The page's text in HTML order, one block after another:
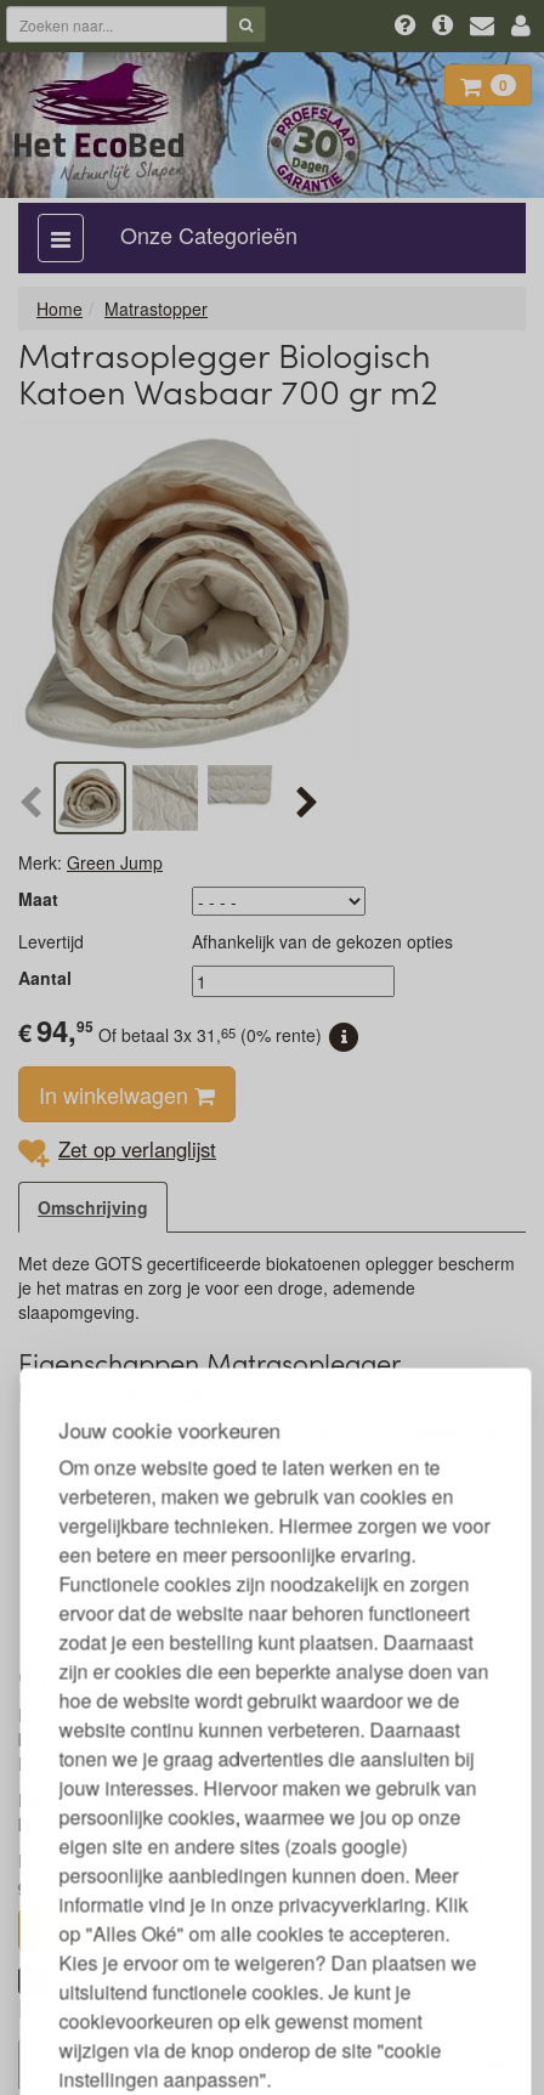
Jouw cookie voorkeuren
Om onze website goed te laten werken en te
verbeteren, maken we gebruik van cookies en
vergelijkbare technieken. Hiermee zorgen we voor
een betere en meer persoonlijke ervaring.
Functionele cookies zijn noodzakelijk en zorgen
ervoor dat de website naar behoren functioneert
zodat je een bestelling kunt plaatsen. Daarnaast
zijn er cookies die een beperkte analyse doen van
hoe de website wordt gebruikt waardoor we de
website continu kunnen verbeteren. Daarnaast
tonen we je graag advertenties die aansluiten bij
jouw interesses. Hiervoor maken we gebruik van
persoonlijke cookies, waarmee we jou op onze
eigen site en andere sites (zoals google)
persoonlijke aanbiedingen kunnen doen. Meer
informatie vind je in onze privacyverklaring. Klik
op "Alles Oké" om alle cookies te accepteren.
Kies je ervoor om te weigeren? Dan plaatsen we
uitsluitend functionele cookies. Je kunt je
cookievoorkeuren op elk gewenst moment
wijzigen via de knop onderop de site "cookie
instellingen aanpassen".
0
categorie
aan,
Onze Categorieën
Home Matrastopper
Matrasoplegger Biologisch
Katoen Wasbaar 700 gr m2
Merk: Green Jump
Maat
Levertijd
Afhankelijk van de gekozen opties
Aantal
€94,95 Of betaal 3x 31,65 (0% rente)
In winkelwagen
Zet op verlanglijst
Omschrijving
Met deze GOTS gecertificeerde biokatoenen oplegger bescherm
je het matras en zorg je voor een droge, ademende
slaapomgeving.
Eigenschappen Matrasoplegger
Matrasoplegger met biologisch katoenen tijk gewatteerd
met biologisch katoen (700 gram per m2)
GOTS-gecertificeerd
De matrasoplegger met katoenen vulling is wasbaar tot
maximaal 40 graden met laag centrifugeer toerental. Niet
geschikt voor droger
Beide opleggers zijn niet 100% waterdicht, geven wel
bescherming tegen ongelukjes, zeker in combinatie met
matrashoes en eventuele molton
Oplegger met biokatoenen vulling
De katoenen oplegger is gevuld met 700 gram per m2 biologisch
katoen.
De buitenkant is van zacht biologisch katoen.
Katoen is ademend en vochtopnemend en zal ook in de zomer
koel aanvoelen.
De oplegger met katoenen vulling iswasbaartot maximaal 40
graden met laag centrifugeer toerental. Niet geschikt voor droger.
toon alles
Bescherming van het matras met GOTS
biokatoenen oplegger
Past bij